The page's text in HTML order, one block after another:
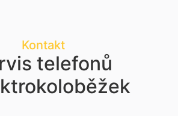
Kontakt
telefonů